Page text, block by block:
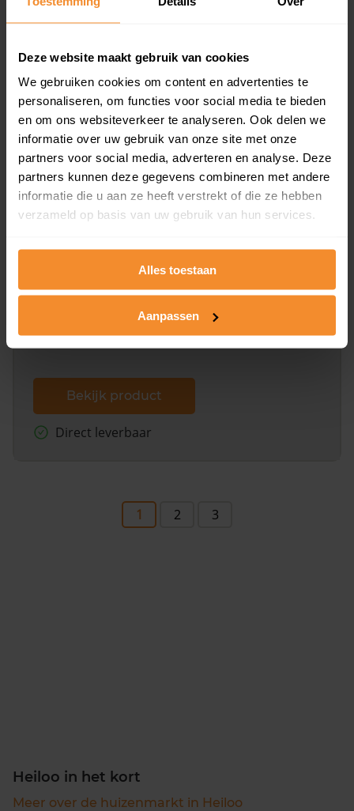
Deze website maakt gebruik van cookies
We gebruiken cookies om content en advertenties te
personaliseren, om functies voor social media te bieden
en om ons websiteverkeer te analyseren. Ook delen we
informatie over uw gebruik van onze site met onze
partners voor social media, adverteren en analyse. Deze
partners kunnen deze gegevens combineren met andere
informatie die u aan ze heeft verstrekt of die ze hebben
verzameld op basis van uw gebruik van hun services.
Alles toestaan
Aanpassen
Bekijk product
Direct leverbaar
Een uitgebreid overzicht van het perceel en
dit inclusief de luchtfoto!
Bekijk product
Direct leverbaar
1 2 3
Heiloo in het kort
Meer over de huizenmarkt in Heiloo